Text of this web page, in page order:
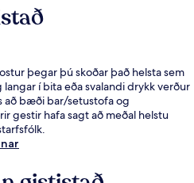
þegar þú skoðar það helsta sem
í bita eða svalandi drykk verður
að bæði bar/setustofa og
gestir hafa sagt að meðal helstu